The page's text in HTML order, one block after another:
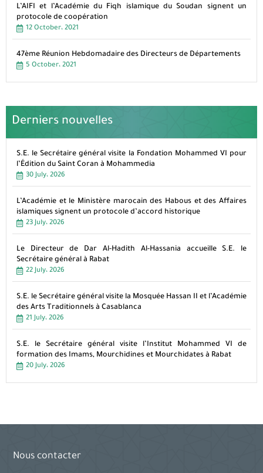
L’AIFI et l’Académie du Fiqh islamique du Soudan signent un
protocole de coopération
12 October، 2021
47ème Réunion Hebdomadaire des Directeurs de Départements
5 October، 2021
Derniers nouvelles
S.E. le Secrétaire général visite la Fondation Mohammed VI pour
l’Édition du Saint Coran à Mohammedia
30 July، 2026
L’Académie et le Ministère marocain des Habous et des Affaires
islamiques signent un protocole d’accord historique
23 July، 2026
Le Directeur de Dar Al-Hadith Al-Hassania accueille S.E. le
Secrétaire général à Rabat
22 July، 2026
S.E. le Secrétaire général visite la Mosquée Hassan II et l’Académie
des Arts Traditionnels à Casablanca
21 July، 2026
S.E. le Secrétaire général visite l’Institut Mohammed VI de
formation des Imams, Mourchidines et Mourchidates à Rabat
20 July، 2026
Nous contacter